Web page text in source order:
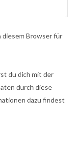
diesem Browser für
du dich mit der
durch diese
dazu findest